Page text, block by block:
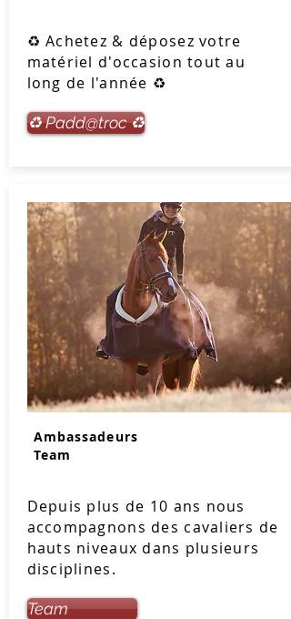
♻️ Achetez & déposez votre
matériel d'occasion tout au
long de l'année ♻️
♻️ Padd@troc ♻️
Ambassadeurs
Team
Depuis plus de 10 ans nous
accompagnons des cavaliers de
hauts niveaux dans plusieurs
disciplines.
Team